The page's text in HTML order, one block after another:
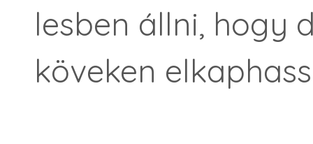
lesben állni, hogy
köveken